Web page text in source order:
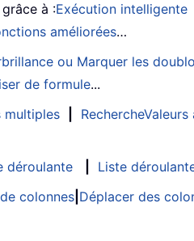
à :Exécution intelligente
améliorées…
ou Marquer les
de formule...
multiples
déroulante Liste
colonnes Déplacer des